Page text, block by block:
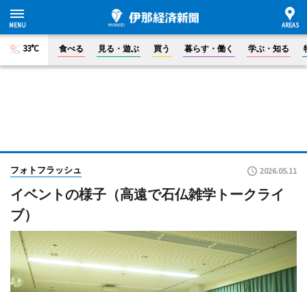
33°C 食べる 見る・遊ぶ 買う 暮らす・働く 学ぶ・知る
フォトフラッシュ 2026.05.11
イベントの様子（高遠で石仏雑学トークライ
ブ）